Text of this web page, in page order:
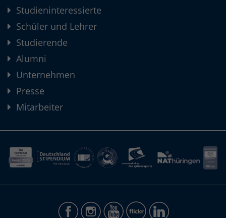
Studieninteressierte
Schüler und Lehrer
Studierende
Alumni
Unternehmen
Presse
Mitarbeiter